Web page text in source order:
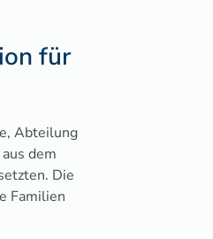
für
Abteilung
dem
Die
Familien